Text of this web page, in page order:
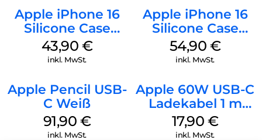
Apple iPhone 16
Silicone Case
MagSafe Plum
43,90 €
inkl. MwSt.
Apple iPhone 16
Silicone Case
MagSafe Black
54,90 €
inkl. MwSt.
Apple Pencil USB-
C Weiß
91,90 €
inkl. MwSt.
Apple 60W USB-C
Ladekabel 1 m
Weiß
17,90 €
inkl. MwSt.